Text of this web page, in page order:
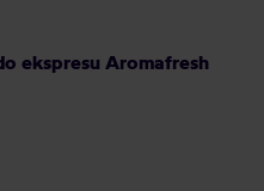
ekspresu Aromafresh